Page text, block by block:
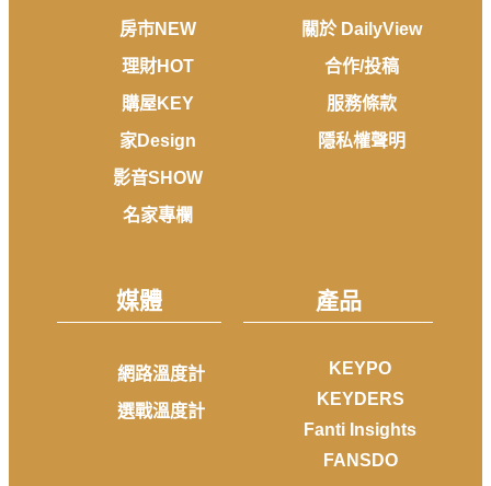
房市NEW
理財HOT
購屋KEY
家Design
影音SHOW
名家專欄
關於 DailyView
合作/投稿
服務條款
隱私權聲明
媒體
網路溫度計
選戰溫度計
產品
KEYPO
KEYDERS
Fanti Insights
FANSDO